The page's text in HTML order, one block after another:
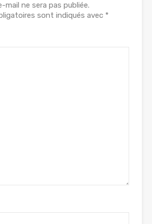
mail ne sera pas publiée.
sont indiqués avec *